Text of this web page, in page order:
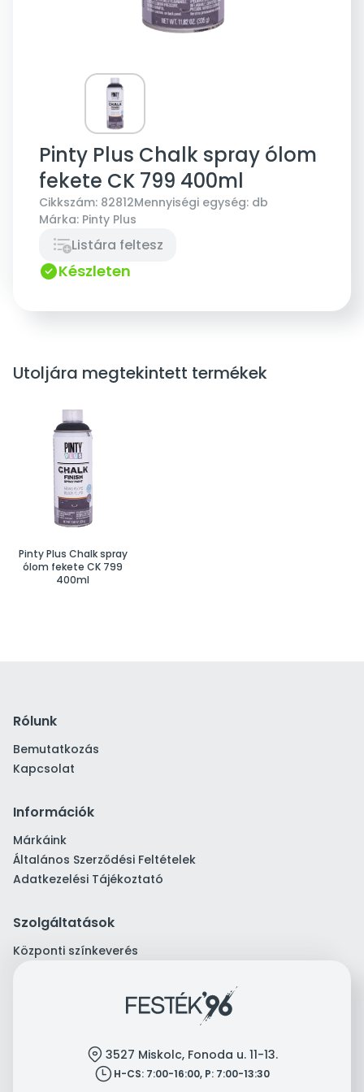
Pinty Plus Chalk spray ólom
fekete CK 799 400ml
Cikkszám: 82812Mennyiségi egység: db
Márka: Pinty Plus
Listára feltesz
Készleten
Utoljára megtekintett termékek
Pinty Plus Chalk spray
ólom fekete CK 799
400ml
Rólunk
Bemutatkozás
Kapcsolat
Információk
Márkáink
Általános Szerződési Feltételek
Adatkezelési Tájékoztató
Szolgáltatások
Központi színkeverés
location 3527 Miskolc, Fonoda u. 11-13.
clock H-CS: 7:00-16:00, P: 7:00-13:30